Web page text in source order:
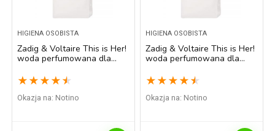
HIGIENA OSOBISTA
Zadig & Voltaire This is Her!
woda perfumowana dla
★ ★ ★ ★ ★
Okazja na: Notino
HIGIENA OSOBISTA
Zadig & Voltaire This is Her!
woda perfumowana dla
★ ★ ★ ★ ★
Okazja na: Notino